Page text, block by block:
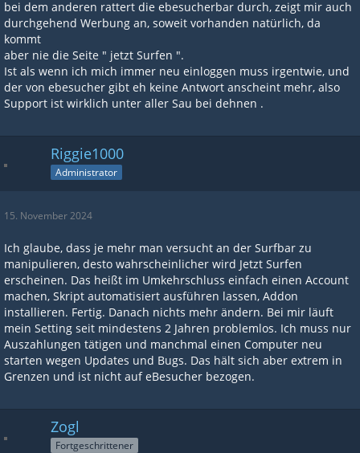
bei dem anderen rattert die ebesucherbar durch, zeigt mir auch
durchgehend Werbung an, soweit vorhanden natürlich, da
kommt
aber nie die Seite " jetzt Surfen ".
Ist als wenn ich mich immer neu einloggen muss irgentwie, und
der von ebesucher gibt eh keine Antwort anscheint mehr, also
Support ist wirklich unter aller Sau bei dehnen .
Riggie1000
Administrator
15. November 2024
Ich glaube, dass je mehr man versucht an der Surfbar zu
manipulieren, desto wahrscheinlicher wird Jetzt Surfen
erscheinen. Das heißt im Umkehrschluss einfach einen Account
machen, Skript automatisiert ausführen lassen, Addon
installieren. Fertig. Danach nichts mehr ändern. Bei mir läuft
mein Setting seit mindestens 2 Jahren problemlos. Ich muss nur
Auszahlungen tätigen und manchmal einen Computer neu
starten wegen Updates und Bugs. Das hält sich aber extrem in
Grenzen und ist nicht auf eBesucher bezogen.
Zogl
Fortgeschrittener